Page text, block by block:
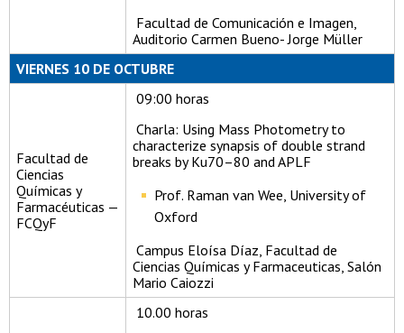
Facultad de Comunicación e Imagen,
Auditorio Carmen Bueno- Jorge Müller
VIERNES 10 DE OCTUBRE
Facultad de
Ciencias
Químicas y
Farmacéuticas —
FCQyF
09:00 horas
Charla: Using Mass Photometry to
characterize synapsis of double strand
breaks by Ku70–80 and APLF
Prof. Raman van Wee, University of
Oxford
Campus Eloísa Díaz, Facultad de
Ciencias Químicas y Farmaceuticas, Salón
Mario Caiozzi
10.00 horas